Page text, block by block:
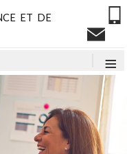
ET DE
≡